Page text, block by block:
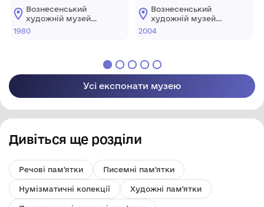
Вознесенський
художній музей
Є.А.Кібріка
1980
Вознесенський
художній музей
Є.А.Кібріка
2004
Усі експонати музею
Дивіться ще розділи
Речові пам'ятки Писемні пам'ятки
Нумізматичні колекції Художні пам'ятки